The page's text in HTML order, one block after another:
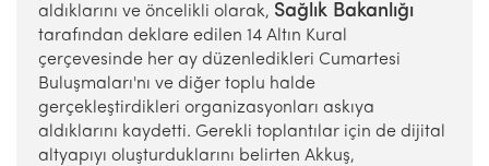
aldıklarını ve öncelikli olarak, Sağlık Bakanlığı
tarafından deklare edilen 14 Altın Kural
çerçevesinde her ay düzenledikleri Cumartesi
Buluşmaları'nı ve diğer toplu halde
gerçekleştirdikleri organizasyonları askıya
aldıklarını kaydetti. Gerekli toplantılar için de dijital
altyapıyı oluşturduklarını belirten Akkuş,